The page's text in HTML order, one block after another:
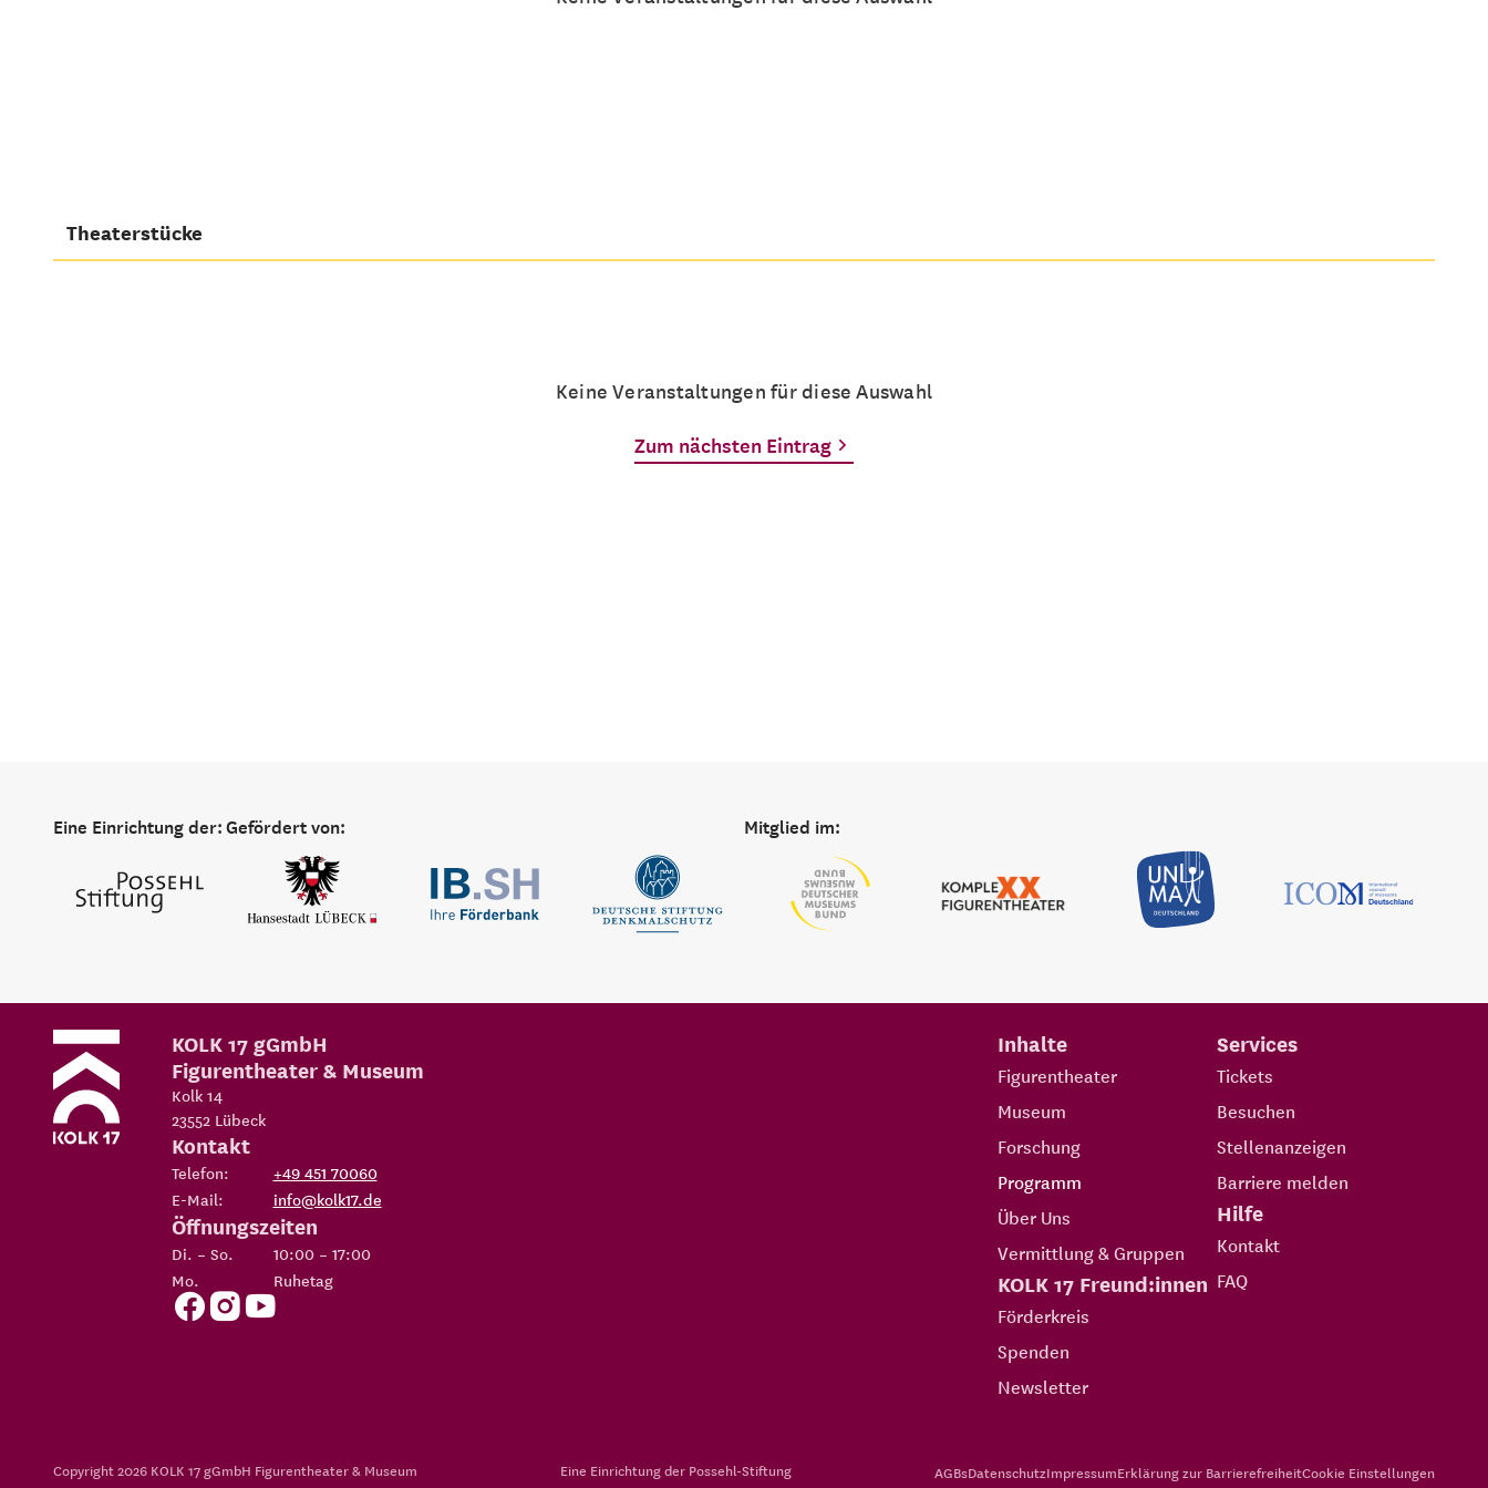
Theaterstücke
Keine Veranstaltungen für diese Auswahl
Zum nächsten Eintrag
Eine Einrichtung der:Gefördert von: Mitglied im:
Inhalte
Figurentheater
Museum
Forschung
Programm
Über Uns
Vermittlung & Gruppen
KOLK 17 Freund:innen
Förderkreis
Spenden
Newsletter
Services
Tickets
Besuchen
Stellenanzeigen
Barriere melden
Hilfe
Kontakt
FAQ
KOLK 17 gGmbH
Figurentheater & Museum
Kolk 14
23552 Lübeck
Kontakt
Telefon:
+49 451 70060
E-Mail:
info@kolk17.de
Öffnungszeiten
Di. – So.
10:00 – 17:00
Mo.
Ruhetag
Copyright 2026 KOLK 17 gGmbH Figurentheater & Museum Eine Einrichtung der Possehl-Stiftung AGBsDatenschutzImpressumErklärung zur BarrierefreiheitCookie Einstellungen